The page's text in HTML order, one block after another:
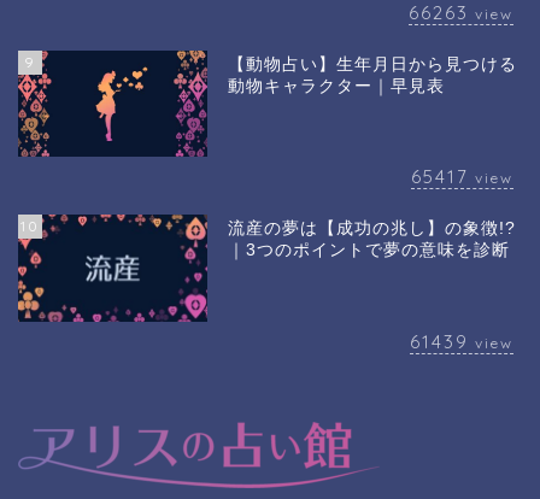
66263 view
9
【動物占い】生年月日から見つける
動物キャラクター｜早見表
65417 view
10
流産の夢は【成功の兆し】の象徴!?
｜3つのポイントで夢の意味を診断
61439 view